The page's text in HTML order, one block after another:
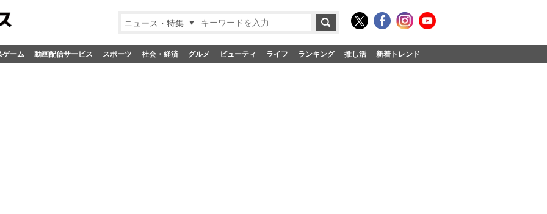
ニュース・特集
ゲーム 動画配信サービス スポーツ 社会・経済 グルメ ビューティ ライフ ランキング 推し活 新着トレンド